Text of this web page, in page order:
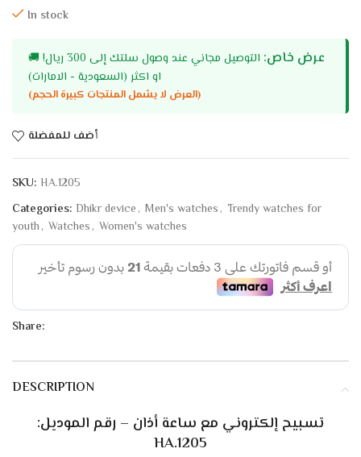
In stock
🚚 عرض خاص:
التوصيل مجاني عند وصول سلتك إلى 300 ريال!
او اكثر (السعودية - الامارات)
(العرض لا يشمل المنتجات كبيرة الحجم)
أضف للمفضلة
SKU: HA.1205
Categories: Dhikr device, Men's watches, Trendy watches for
youth, Watches, Women's watches
Share:
DESCRIPTION
تسبيح إلكتروني مع ساعة أذان – رقم الموديل:
HA.1205